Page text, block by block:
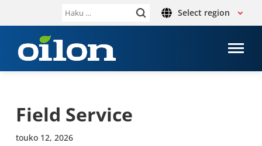
Haku: Select region
Field Service
touko 12, 2026